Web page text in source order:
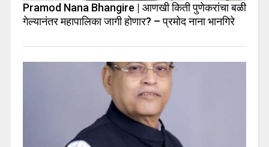
Pramod Nana Bhangire | आणखी किती पुणेकरांचा बळी
गेल्यानंतर महापालिका जागी होणार? – प्रमोद नाना भानगिरे